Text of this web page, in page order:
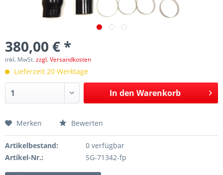
380,00 € *
inkl. MwSt.zzgl. Versandkosten
Lieferzeit 20 Werktage
In den Warenkorb
Merken Bewerten
Artikelbestand:
0 verfügbar
Artikel-Nr.:
SG-71342-fp